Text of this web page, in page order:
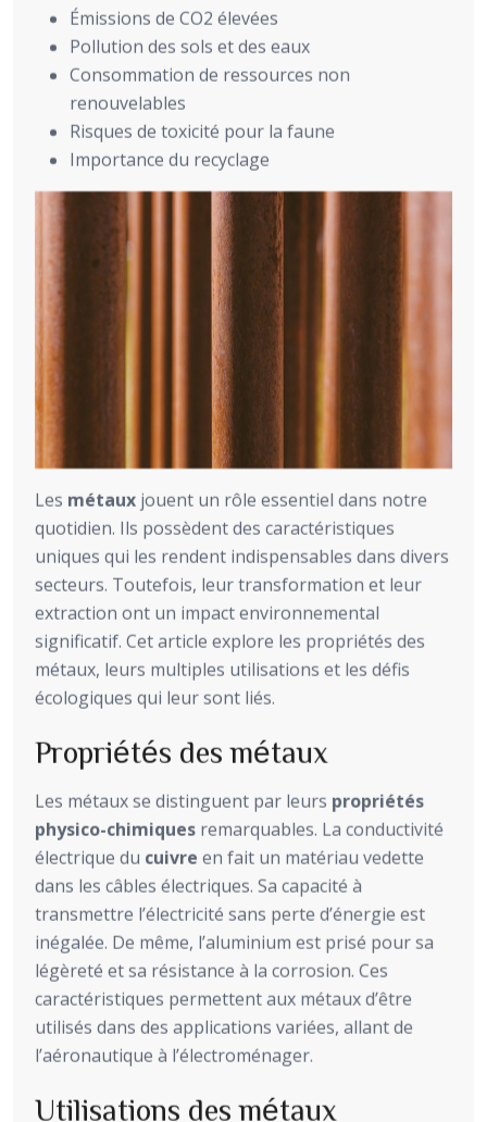
Émissions de CO2 élevées
Pollution des sols et des eaux
Consommation de ressources non
renouvelables
Risques de toxicité pour la faune
Importance du recyclage
Les métaux jouent un rôle essentiel dans notre
quotidien. Ils possèdent des caractéristiques
uniques qui les rendent indispensables dans divers
secteurs. Toutefois, leur transformation et leur
extraction ont un impact environnemental
significatif. Cet article explore les propriétés des
métaux, leurs multiples utilisations et les défis
écologiques qui leur sont liés.
Propriétés des métaux
Les métaux se distinguent par leurs propriétés
physico-chimiques remarquables. La conductivité
électrique du cuivre en fait un matériau vedette
dans les câbles électriques. Sa capacité à
transmettre l’électricité sans perte d’énergie est
inégalée. De même, l’aluminium est prisé pour sa
légèreté et sa résistance à la corrosion. Ces
caractéristiques permettent aux métaux d’être
utilisés dans des applications variées, allant de
l’aéronautique à l’électroménager.
Utilisations des métaux